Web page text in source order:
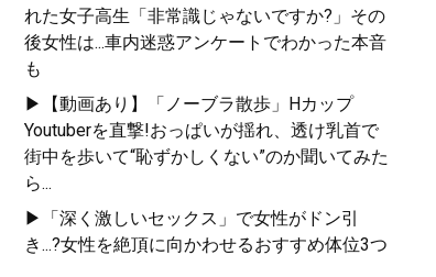
れた女子高生「非常識じゃないですか?」その
後女性は...車内迷惑アンケートでわかった本音
も
▶【動画あり】「ノーブラ散歩」Hカップ
Youtuberを直撃!おっぱいが揺れ、透け乳首で
街中を歩いて“恥ずかしくない”のか聞いてみた
ら...
▶「深く激しいセックス」で女性がドン引
き...?女性を絶頂に向かわせるおすすめ体位3つ